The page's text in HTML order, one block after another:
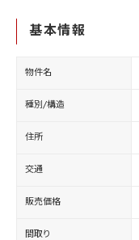
基本情報
物件名
種別/構造
住所
交通
販売価格
間取り